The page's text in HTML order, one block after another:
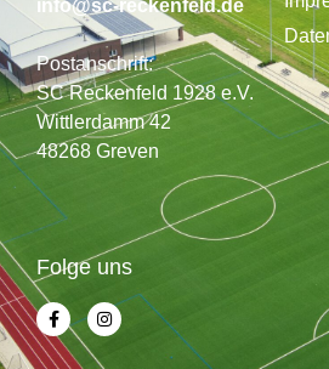
info@sc-reckenfeld.de
Postanschrift:
SC Reckenfeld 1928 e.V.
Wittlerdamm 42
48268 Greven
Folge uns